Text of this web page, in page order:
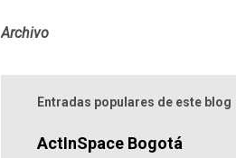
Archivo
Entradas populares de este blog
ActInSpace Bogotá